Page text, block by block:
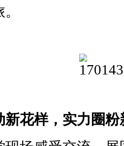
花样，实力圈粉